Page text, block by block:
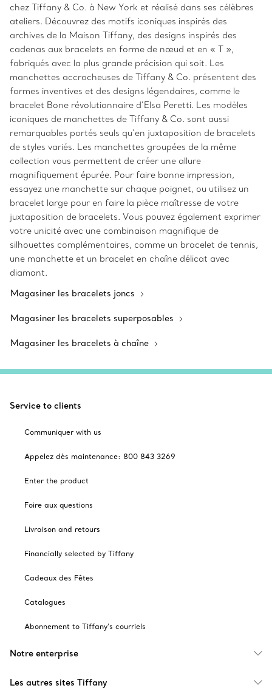
chez Tiffany & Co. à New York et réalisé dans ses célèbres
ateliers. Découvrez des motifs iconiques inspirés des
archives de la Maison Tiffany, des designs inspirés des
cadenas aux bracelets en forme de nœud et en « T »,
fabriqués avec la plus grande précision qui soit. Les
manchettes accrocheuses de Tiffany & Co. présentent des
formes inventives et des designs légendaires, comme le
bracelet Bone révolutionnaire d’Elsa Peretti. Les modèles
iconiques de manchettes de Tiffany & Co. sont aussi
remarquables portés seuls qu’en juxtaposition de bracelets
de styles variés. Les manchettes groupées de la même
collection vous permettent de créer une allure
magnifiquement épurée. Pour faire bonne impression,
essayez une manchette sur chaque poignet, ou utilisez un
bracelet large pour en faire la pièce maîtresse de votre
juxtaposition de bracelets. Vous pouvez également exprimer
votre unicité avec une combinaison magnifique de
silhouettes complémentaires, comme un bracelet de tennis,
une manchette et un bracelet en chaîne délicat avec
diamant.
Magasiner les bracelets joncs
Magasiner les bracelets superposables
Magasiner les bracelets à chaîne
Service to clients
Communiquer with us
Appelez dès maintenance: 800 843 3269
Enter the product
Foire aux questions
Livraison and retours
Financially selected by Tiffany
Cadeaux des Fêtes
Catalogues
Abonnement to Tiffany's courriels
Notre enterprise
Les autres sites Tiffany